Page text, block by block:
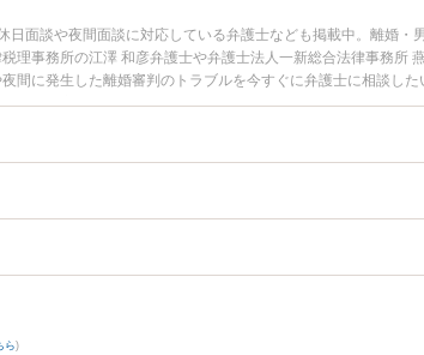
面談や夜間面談に対応している弁護士なども掲載中。離婚・
理事務所の江澤 和彦弁護士や弁護士法人一新総合法律事務所
間に発生した離婚審判のトラブルを今すぐに弁護士に相談し
る三条市内の弁護士に相談予約したい』などでお困りの相談
ら)